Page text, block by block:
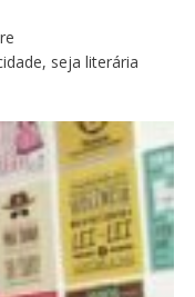
seja literária